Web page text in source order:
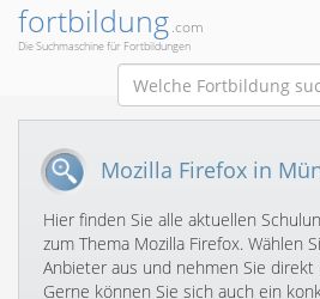
fortbildung.com
Die Suchmaschine für Fortbildungen
Mozilla Firefox in
Hier finden Sie alle aktuellen
zum Thema Mozilla Firefox. Wählen
Anbieter aus und nehmen Sie
Gerne können Sie sich auch ein